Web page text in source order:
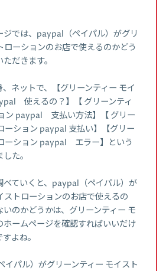
ジでは、paypal（ペイパル）がグリ
ローションのお店で使えるのかどう
だきます。
ネットで、【グリーンティー モイ
使えるの？】【 グリーンティ
ン paypal 支払い方法】【 グリー
ーション paypal 支払い】【グリー
ーション paypal エラー】という
た。
べていくと、paypal（ペイパル）が
ストローションのお店で使えるの
のかどうかは、グリーンティー モ
ホームページを確認すればいいだけ
よね。
パル）がグリーンティー モイスト